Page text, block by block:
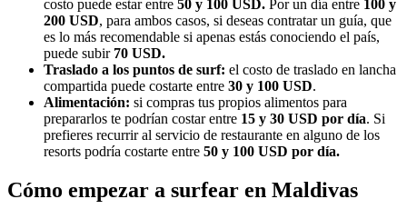
costo puede estar entre 50 y 100 USD. Por un día entre 100 y
200 USD, para ambos casos, si deseas contratar un guía, que
es lo más recomendable si apenas estás conociendo el país,
puede subir 70 USD.
Traslado a los puntos de surf: el costo de traslado en lancha
compartida puede costarte entre 30 y 100 USD.
Alimentación: si compras tus propios alimentos para
prepararlos te podrían costar entre 15 y 30 USD por día. Si
prefieres recurrir al servicio de restaurante en alguno de los
resorts podría costarte entre 50 y 100 USD por día.
Cómo empezar a surfear en Maldivas